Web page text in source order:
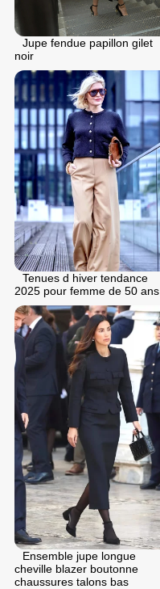
Jupe fendue papillon gilet
noir
Tenues d hiver tendance
2025 pour femme de 50 ans
Ensemble jupe longue
cheville blazer boutonne
chaussures talons bas